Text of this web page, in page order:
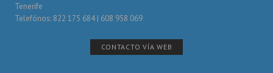
Tenerife
Telefónos: 822 175 684 | 608 958 069
CONTACTO VÍA WEB